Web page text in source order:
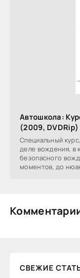
Автошкола:
(2009, DVDRip)
Специальный
деле вождения, в
безопасного
моментов, до
СВЕЖИЕ